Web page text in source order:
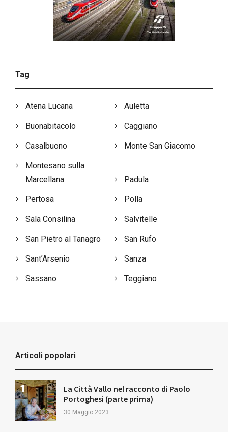
Tag
Atena Lucana Auletta
Buonabitacolo Caggiano
Casalbuono Monte San Giacomo
Montesano sulla
Marcellana
Padula
Pertosa Polla
Sala Consilina Salvitelle
San Pietro al Tanagro San Rufo
Sant’Arsenio Sanza
Sassano Teggiano
Articoli popolari
La Città Vallo nel racconto di Paolo
Portoghesi (parte prima)
30 Maggio 2023